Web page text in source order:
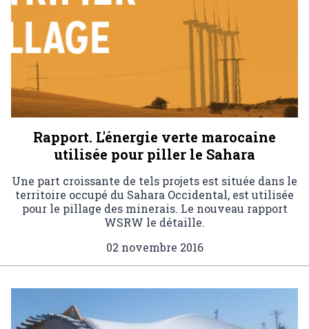
Rapport. L'énergie verte marocaine
utilisée pour piller le Sahara
Une part croissante de tels projets est située dans le
territoire occupé du Sahara Occidental, est utilisée
pour le pillage des minerais. Le nouveau rapport
WSRW le détaille.
02 novembre 2016